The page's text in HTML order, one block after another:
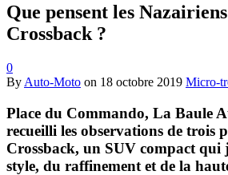
Que pensent les
Crossback ?
0
By Auto-Moto on 18 octobre 2019 Micro-
Place du Commando, La Baule
recueilli les observations de trois
Crossback, un SUV compact qui
style, du raffinement et de la